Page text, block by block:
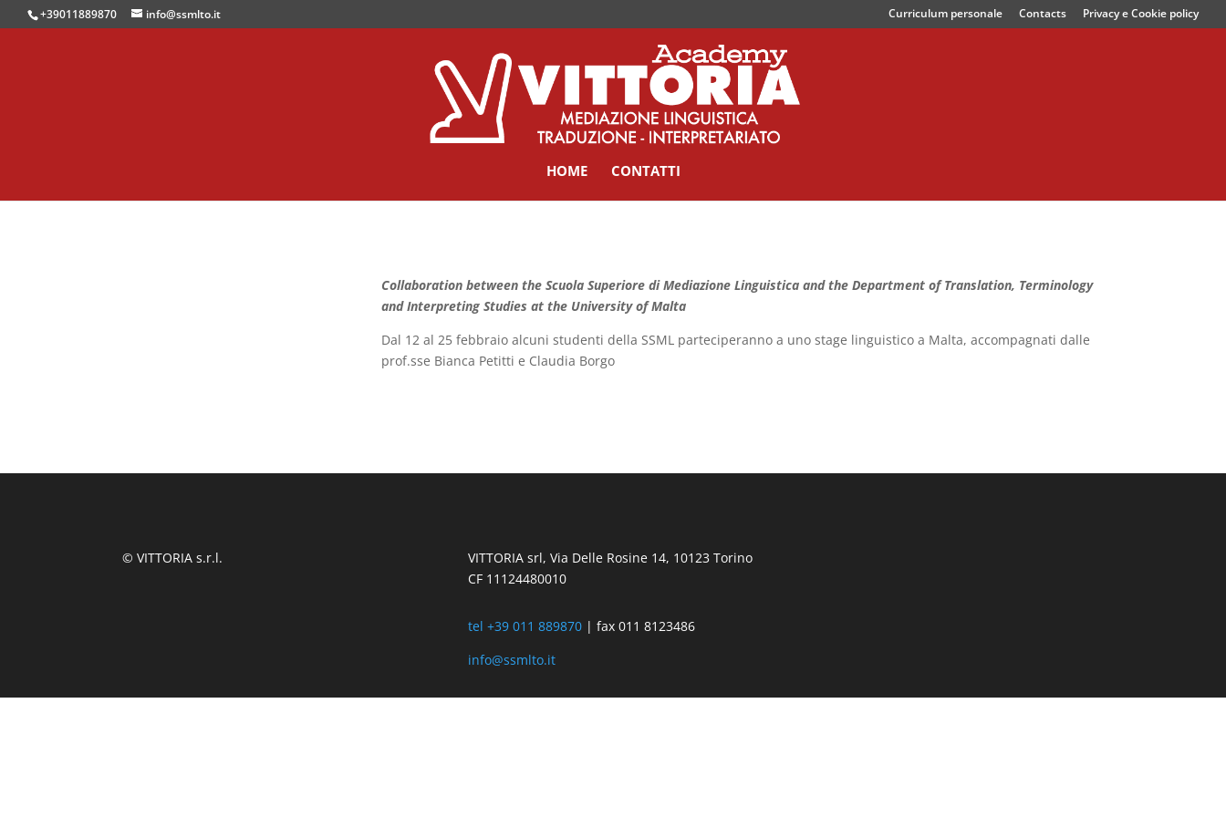
+39011889870 info@ssmlto.it Curriculum personale Contacts Privacy e Cookie policy
HOME CONTATTI
Collaboration between the Scuola Superiore di Mediazione Linguistica and the Department of Translation, Terminology
and Interpreting Studies at the University of Malta
Dal 12 al 25 febbraio alcuni studenti della SSML parteciperanno a uno stage linguistico a Malta, accompagnati dalle
prof.sse Bianca Petitti e Claudia Borgo
© VITTORIA s.r.l.
VITTORIA srl, Via Delle Rosine 14, 10123 Torino
CF 11124480010
tel +39 011 889870| fax 011 8123486
info@ssmlto.it